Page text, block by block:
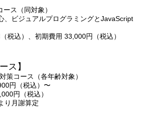
ス（同対象）
、ビジュアルプログラミングとJavaScript
税込）、初期費用 33,000円（税込）
ス】
策コース（各年齢対象）
円（税込）〜
円（税込）
り月謝算定